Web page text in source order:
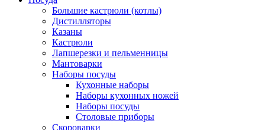
Большие кастрюли (котлы)
Дистилляторы
Казаны
Кастрюли
Лапшерезки и пельменницы
Мантоварки
Наборы посуды
Кухонные наборы
Наборы кухонных ножей
Наборы посуды
Столовые приборы
Скороварки